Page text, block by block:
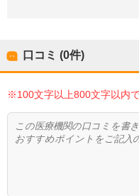
口コミ (0件)
※100文字以上800文字以内